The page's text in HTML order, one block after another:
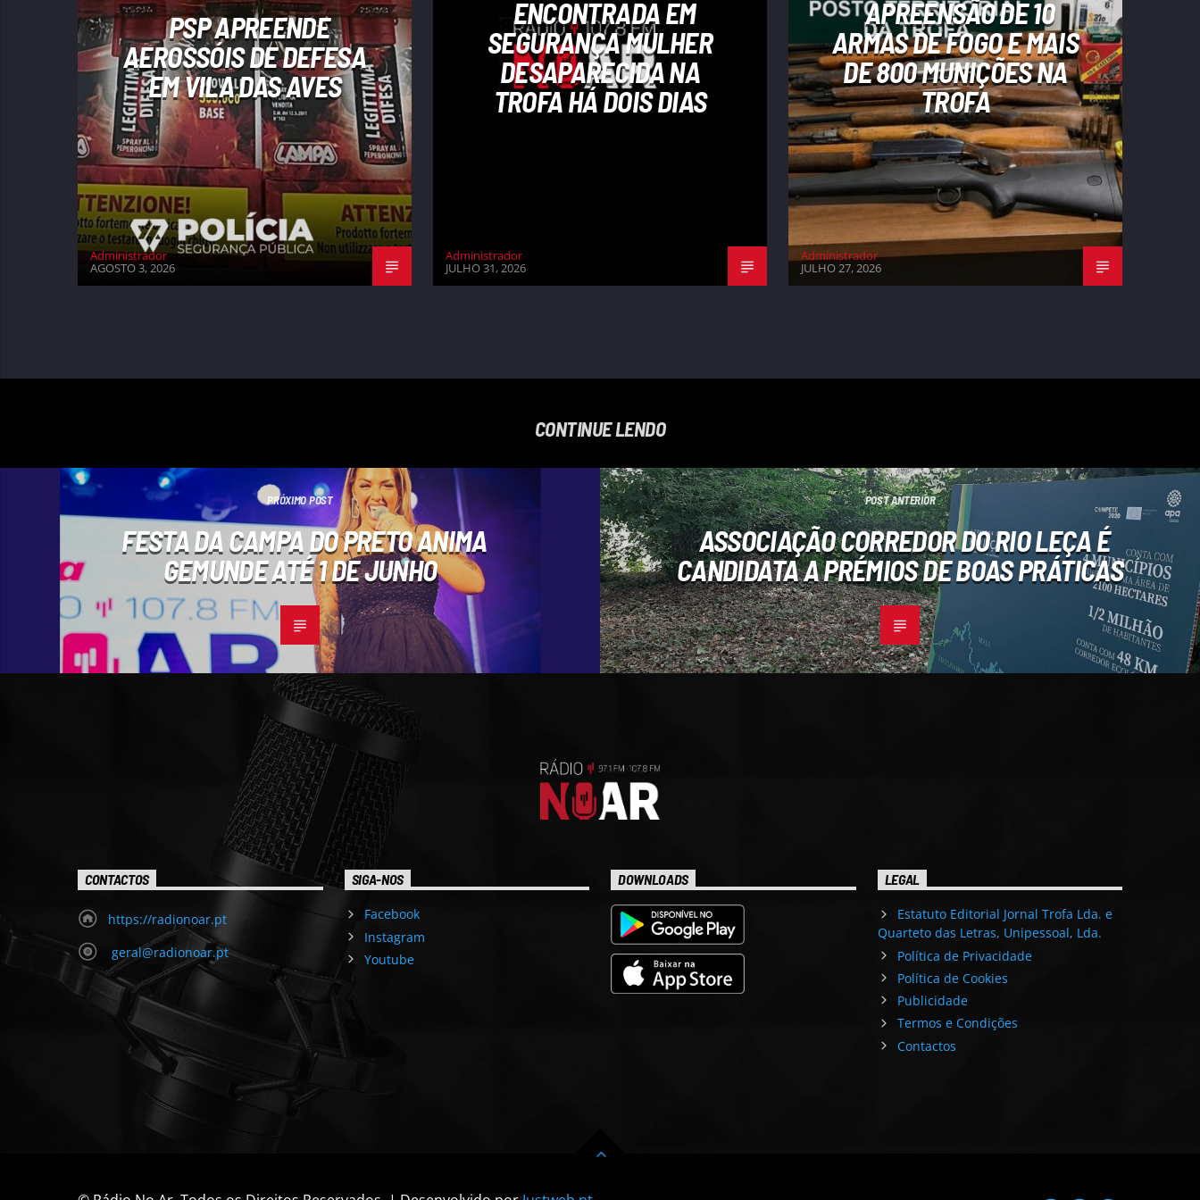
PSP APREENDE
AEROSSÓIS DE DEFESA
EM VILA DAS AVES
Administrador
AGOSTO 3, 2026
ENCONTRADA EM
SEGURANÇA MULHER
DESAPARECIDA NA
TROFA HÁ DOIS DIAS
Administrador
JULHO 31, 2026
APREENSÃO DE 10
ARMAS DE FOGO E MAIS
DE 800 MUNIÇÕES NA
TROFA
Administrador
JULHO 27, 2026
CONTINUE LENDO
PRÓXIMO POST
FESTA DA CAMPA DO PRETO ANIMA
GEMUNDE ATÉ 1 DE JUNHO
POST ANTERIOR
ASSOCIAÇÃO CORREDOR DO RIO LEÇA É
CANDIDATA A PRÉMIOS DE BOAS PRÁTICAS
CONTACTOS
https://radionoar.pt
geral@radionoar.pt
SIGA-NOS
Facebook
Instagram
Youtube
DOWNLOADS LEGAL
Estatuto Editorial Jornal Trofa Lda. e
Quarteto das Letras, Unipessoal, Lda.
Política de Privacidade
Política de Cookies
Publicidade
Termos e Condições
Contactos